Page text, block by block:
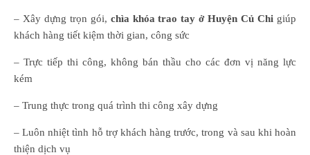
– Xây dựng trọn gói, chìa khóa trao tay ở Huyện Củ Chi giúp
khách hàng tiết kiệm thời gian, công sức
– Trực tiếp thi công, không bán thầu cho các đơn vị năng lực
kém
– Trung thực trong quá trình thi công xây dựng
– Luôn nhiệt tình hỗ trợ khách hàng trước, trong và sau khi hoàn
thiện dịch vụ